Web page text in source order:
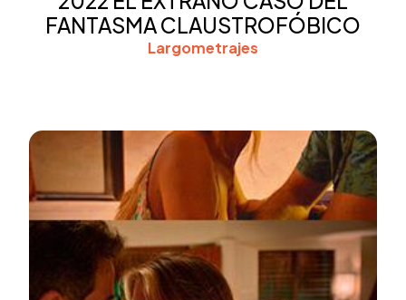
FANTASMA CLAUSTROFÓBICO
Largometrajes